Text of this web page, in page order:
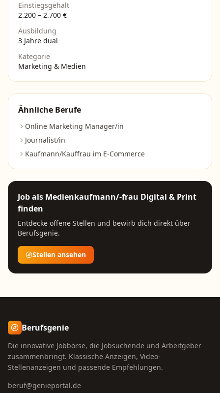
Einstiegsgehalt
2.200 – 2.700 €
Ausbildung
3 Jahre dual
Kategorie
Marketing & Medien
Ähnliche Berufe
Online Marketing Manager/in
Journalist/in
Kaufmann/Kauffrau im E-Commerce
Job als Medienkaufmann/-frau Digital & Print
finden
Entdecke offene Stellen und bewirb dich direkt über
Berufsgenie.
Stellen ansehen
Berufsgenie
Die innovative Jobbörse, die Jobsuchende und Arbeitgeber
zusammenbringt. Klassische Anzeigen, Video-
Stellenanzeigen und passende Empfehlungen.
beruf@genieportal.de